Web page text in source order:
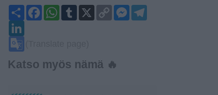
ShareFacebook
WhatsApp
Tumblr
Copy
Link
Messenger
Katso myös nämä 🔥